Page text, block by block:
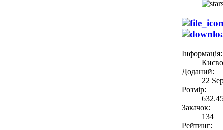
Інформація:
Доданий:
22
Розмір:
Закачок:
134
Рейтинг: